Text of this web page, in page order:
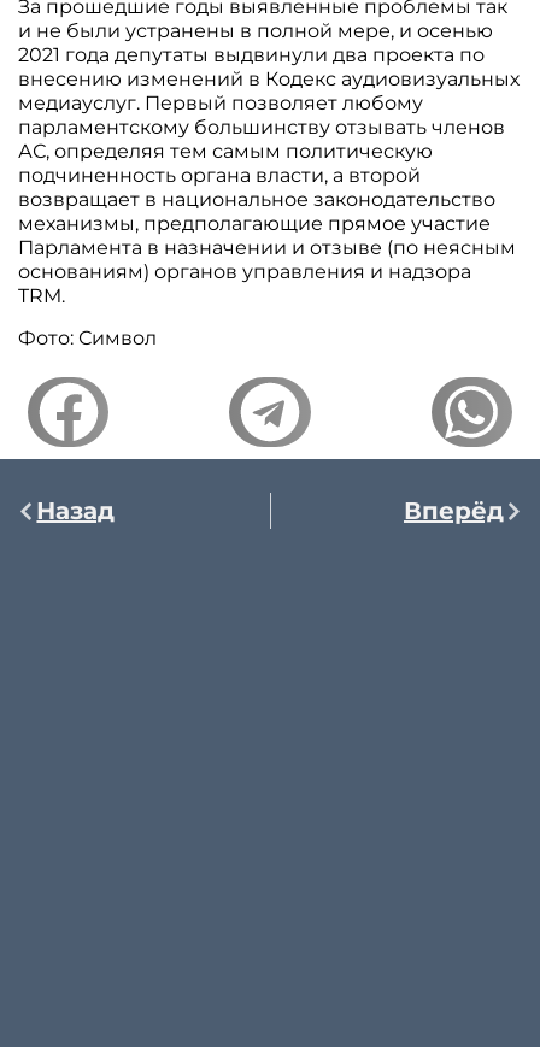
За прошедшие годы выявленные проблемы так
и не были устранены в полной мере, и осенью
2021 года депутаты выдвинули два проекта по
внесению изменений в Кодекс аудиовизуальных
медиауслуг. Первый позволяет любому
парламентскому большинству отзывать членов
АС, определяя тем самым политическую
подчиненность органа власти, а второй
возвращает в национальное законодательство
механизмы, предполагающие прямое участие
Парламента в назначении и отзыве (по неясным
основаниям) органов управления и надзора
TRM.
Фото: Символ
Назад Вперёд